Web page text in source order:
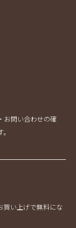
お問い合わせの確
買い上げで無料にな